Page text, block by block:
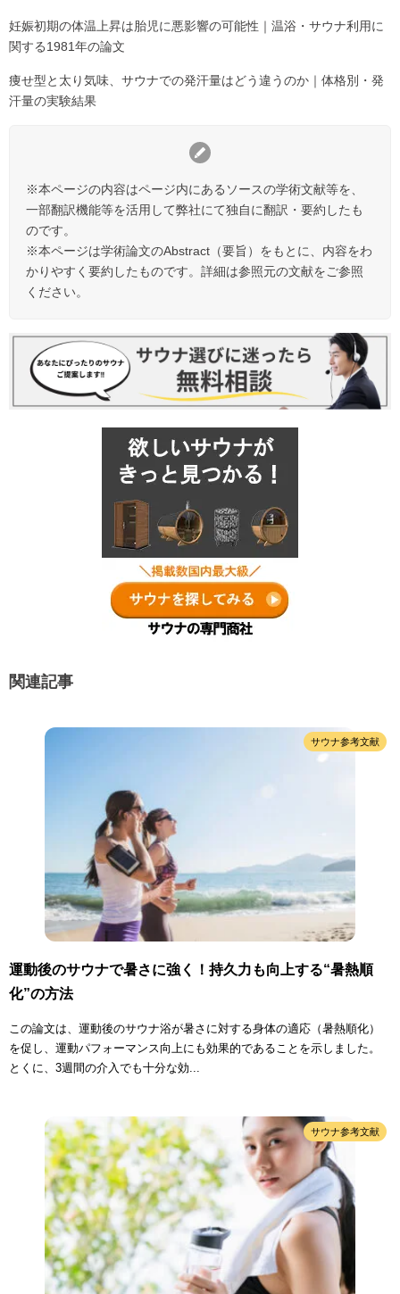
妊娠初期の体温上昇は胎児に悪影響の可能性｜温浴・サウナ利用に
関する1981年の論文
痩せ型と太り気味、サウナでの発汗量はどう違うのか｜体格別・発
汗量の実験結果
※本ページの内容はページ内にあるソースの学術文献等を、
一部翻訳機能等を活用して弊社にて独自に翻訳・要約したも
のです。
※本ページは学術論文のAbstract（要旨）をもとに、内容をわ
かりやすく要約したものです。詳細は参照元の文献をご参照
ください。
関連記事
サウナ参考文献
運動後のサウナで暑さに強く！持久力も向上する“暑熱順
化”の方法
この論文は、運動後のサウナ浴が暑さに対する身体の適応（暑熱順化）
を促し、運動パフォーマンス向上にも効果的であることを示しました。
とくに、3週間の介入でも十分な効...
サウナ参考文献